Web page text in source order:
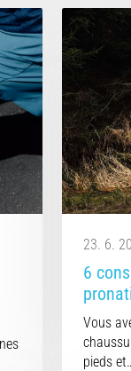
23. 6.
6
Vous
pieds